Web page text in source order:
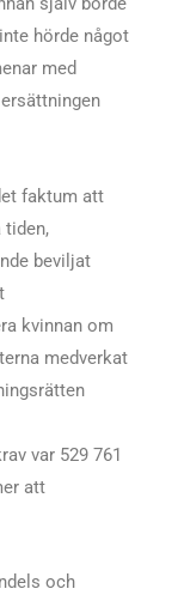
hörde något
med
faktum att
tiden,
beviljat
kvinnan om
medverkat
var 529 761
att
och